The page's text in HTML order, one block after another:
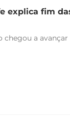
explica fim
chegou a avançar